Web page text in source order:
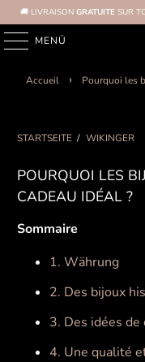
🚚 LIVRAISON GRATUITE SUR
MENÜ
Accueil Pourquoi les
STARTSEITE / WIKINGER
POURQUOI LES
CADEAU IDÉAL ?
Sommaire
1. Währung
2. Des bijoux
3. Des idées de
4. Une qualité